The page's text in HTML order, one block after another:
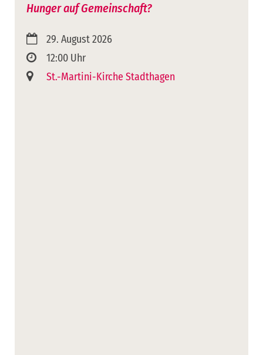
Hunger auf Gemeinschaft?
29. August 2026
12:00 Uhr
St.-Martini-Kirche Stadthagen